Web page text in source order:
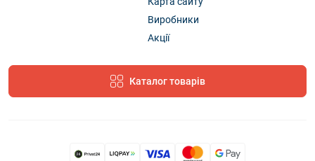
Виробники
Акції
Каталог товарів